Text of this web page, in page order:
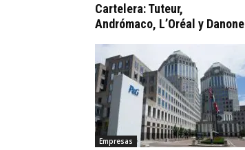
Cartelera: Tuteur,
Andrómaco, L’Oréal y Danone
Empresas